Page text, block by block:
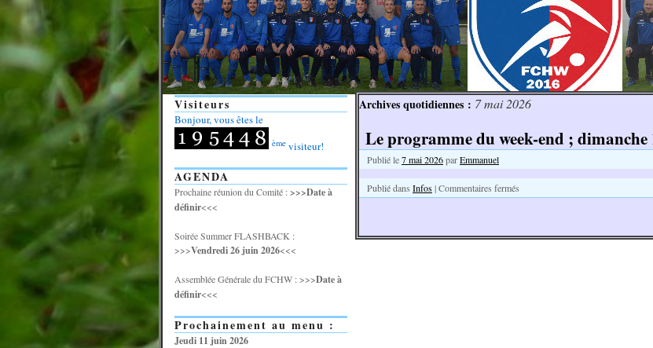
Archives quotidiennes : 7 mai 2026
Le programme du week-end ; dimanche
Publié le7 mai 2026parEmmanuel
Publié dans Infos|Commentaires fermés
Visiteurs
Bonjour, vous êtes le
ème visiteur!
AGENDA
Prochaine réunion du Comité :>>>Date à
définir<<<
Soirée Summer FLASHBACK :
>>>Vendredi 26 juin 2026<<<
Assemblée Générale du FCHW : >>>Date à
définir<<<
Prochainement au menu :
Jeudi 11 juin 2026